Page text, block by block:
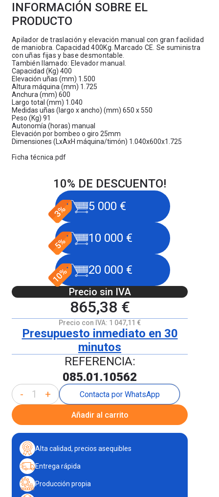
INFORMACIÓN SOBRE EL
PRODUCTO
Apilador de traslación y elevación manual con gran facilidad
de maniobra. Capacidad 400Kg. Marcado CE. Se suministra
con uñas fijas y base desmontable.
También llamado: Elevador manual.
Capacidad (Kg) 400
Elevación uñas (mm) 1.500
Altura máquina (mm) 1.725
Anchura (mm) 600
Largo total (mm) 1.040
Medidas uñas (largo x ancho) (mm) 650 x 550
Peso (Kg) 91
Autonomía (horas) manual
Elevación por bombeo o giro 25mm
Dimensiones (LxAxH máquina/timón) 1.040x600x1.725
Ficha técnica.pdf
10% DE DESCUENTO!
5 000 €
10 000 €
20 000 €
Precio sin IVA
865,38 €
Precio con IVA: 1 047,11 €
Presupuesto inmediato en 30
minutos
REFERENCIA:
085.01.10562
- + Contacta por WhatsApp
Añadir al carrito
Alta calidad, precios asequibles
Entrega rápida
Producción propia